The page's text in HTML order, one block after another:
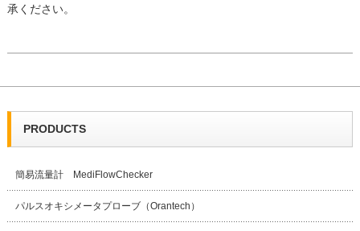
承ください。
PRODUCTS
簡易流量計 MediFlowChecker
パルスオキシメータプローブ（Orantech）